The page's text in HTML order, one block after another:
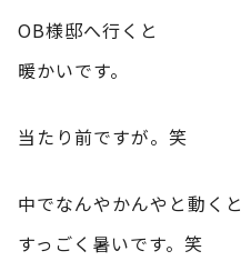
OB様邸へ行くと
暖かいです。
当たり前ですが。笑
中でなんやかんやと動くと
すっごく暑いです。笑